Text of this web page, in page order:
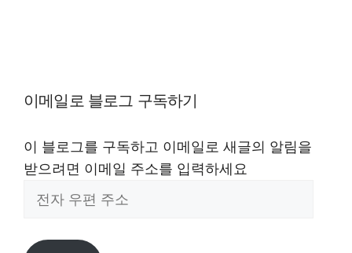
이메일로 블로그 구독하기
이 블로그를 구독하고 이메일로 새글의 알림을
받으려면 이메일 주소를 입력하세요